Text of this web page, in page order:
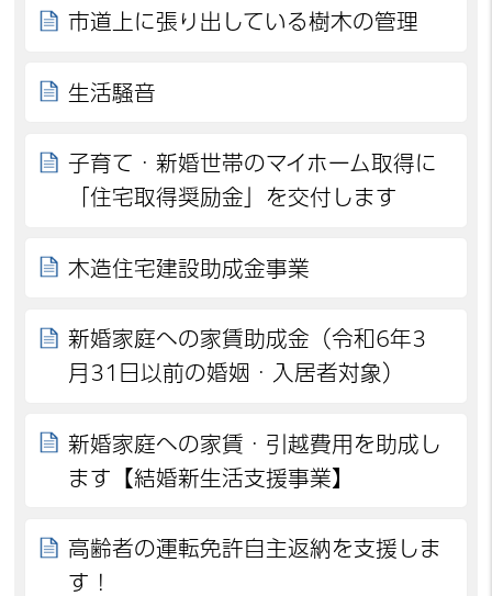
市道上に張り出している樹木の管理
生活騒音
子育て・新婚世帯のマイホーム取得に
「住宅取得奨励金」を交付します
木造住宅建設助成金事業
新婚家庭への家賃助成金（令和6年3
月31日以前の婚姻・入居者対象）
新婚家庭への家賃・引越費用を助成し
ます【結婚新生活支援事業】
高齢者の運転免許自主返納を支援しま
す！